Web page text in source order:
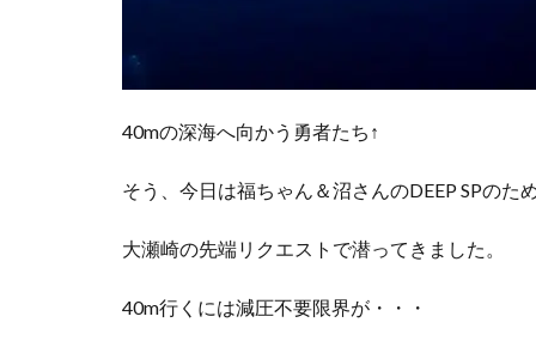
40mの深海へ向かう勇者たち↑
そう、今日は福ちゃん＆沼さんのDEEP SPのた
大瀬崎の先端リクエストで潜ってきました。
40m行くには減圧不要限界が・・・